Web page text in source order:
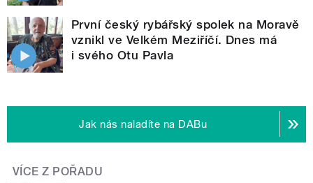
První český rybářský spolek na Moravě
vznikl ve Velkém Meziříčí. Dnes má
i svého Otu Pavla
Jak nás naladíte na DABu
VÍCE Z POŘADU